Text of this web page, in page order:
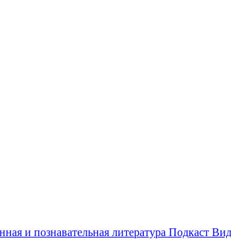
и познавательная литература Подкаст